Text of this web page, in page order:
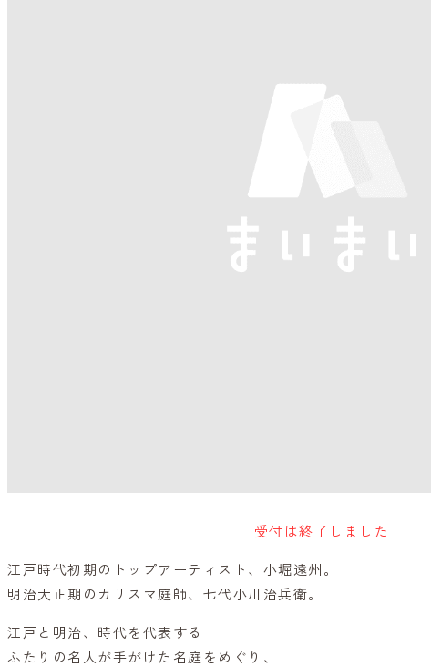
受付は終了しました
江戸時代初期のトップアーティスト、小堀遠州。
明治大正期のカリスマ庭師、七代小川治兵衛。
江戸と明治、時代を代表する
ふたりの名人が手がけた名庭をめぐり、